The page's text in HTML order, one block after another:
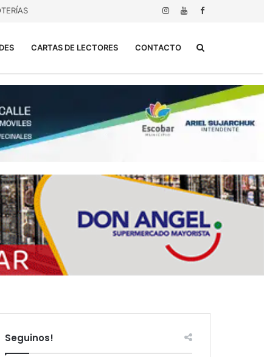
CARTAS DE LECTORES CONTACTO
Seguinos!